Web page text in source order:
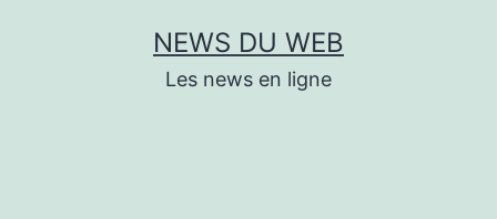
NEWS DU WEB
Les news en ligne